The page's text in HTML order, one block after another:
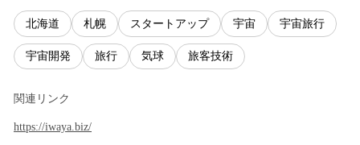
北海道 札幌 スタートアップ 宇宙 宇宙旅行
宇宙開発 旅行 気球 旅客技術
関連リンク
https://iwaya.biz/